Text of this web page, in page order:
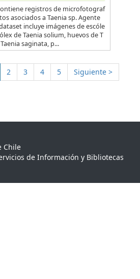
registros de microfotograf
asociados a Taenia sp. Agente
incluye imágenes de escóle
de Taenia solium, huevos de T
saginata, p...
2 3 4 5
Siguiente >
Chile
de Información y Bibliotecas